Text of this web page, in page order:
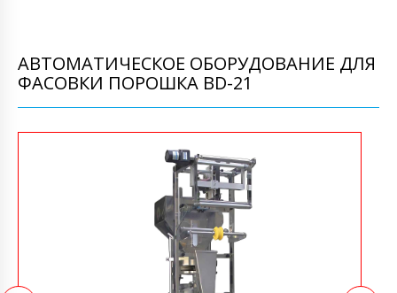
АВТОМАТИЧЕСКОЕ ОБОРУДОВАНИЕ ДЛЯ
ФАСОВКИ ПОРОШКА BD-21